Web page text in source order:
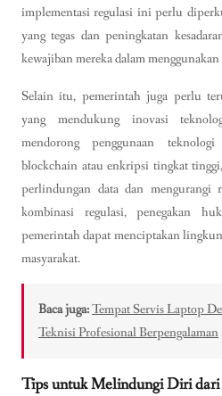
implementasi regulasi ini perlu
yang tegas dan peningkatan
kewajiban mereka dalam
Selain itu, pemerintah juga perlu
yang mendukung inovasi
mendorong penggunaan
blockchain atau enkripsi tingkat
perlindungan data dan mengurangi
kombinasi regulasi, penegakan
pemerintah dapat menciptakan
masyarakat.
Baca juga:Tempat Servis Laptop
Teknisi Profesional Berpengalaman
Tips untuk Melindungi Diri